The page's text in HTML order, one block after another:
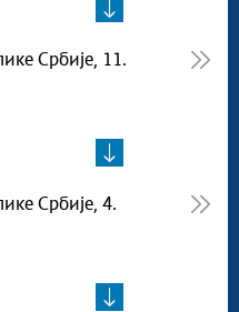
Србије, 11.
Србије, 4.